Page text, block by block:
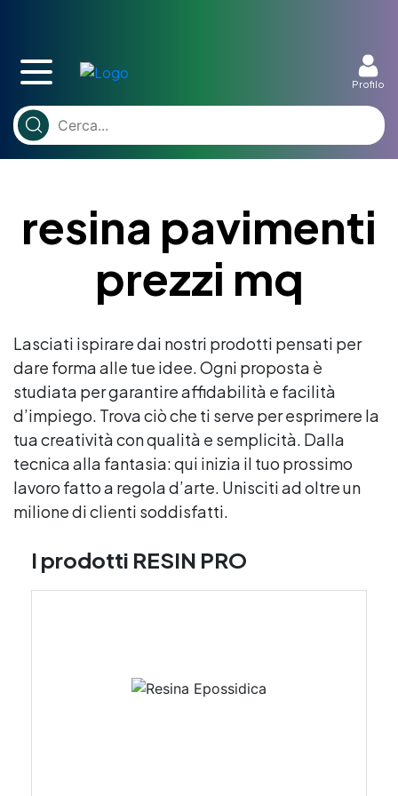
Profilo
resina pavimenti
prezzi mq
Lasciati ispirare dai nostri prodotti pensati per
dare forma alle tue idee. Ogni proposta è
studiata per garantire affidabilità e facilità
d’impiego. Trova ciò che ti serve per esprimere la
tua creatività con qualità e semplicità. Dalla
tecnica alla fantasia: qui inizia il tuo prossimo
lavoro fatto a regola d’arte. Unisciti ad oltre un
milione di clienti soddisfatti.
I prodotti RESIN PRO